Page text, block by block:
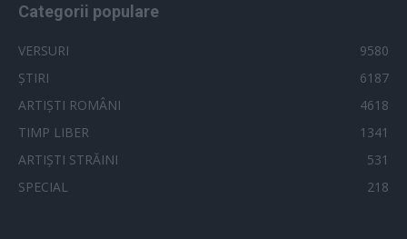
Categorii populare
VERSURI
9580
ȘTIRI
6187
ARTIȘTI ROMÂNI
4618
TIMP LIBER
1341
ARTIȘTI STRĂINI
531
SPECIAL
218